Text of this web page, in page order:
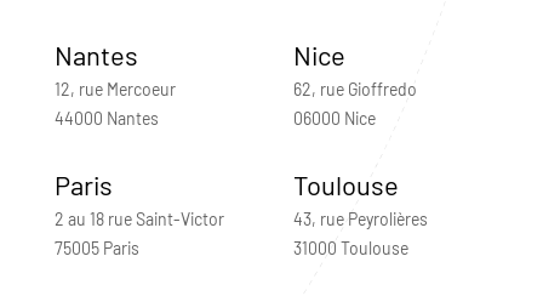
Nantes
12, rue Mercoeur
44000 Nantes
Nice
62, rue Gioffredo
06000 Nice
Paris
2 au 18 rue Saint-Victor
75005 Paris
Toulouse
43, rue Peyrolières
31000 Toulouse